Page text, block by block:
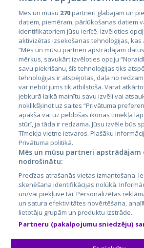
Valstis
Igaunija
Latvija
Lietuva
City24.lv
City24.ee
GetaPro.lv
GetaPro.ee
Skelbiu.lt
Autoplius.lt
Aruodas.lt
CVbankas.lt
Kainos.lt
auto24.ee
Osta.ee
Mēs un mūsu 270partneri glabājam un
datiem, piemēram, pārlūkošanas datiem
identifikatoriem jūsu ierīcē. Izvēloties
aktivizētas izsekošanas tehnoloģijas,
“Mēs un mūsu partneri apstrādājam
mērķus, savukārt izvēloties opciju
savu piekrišanu, šīs tehnoloģijas tiks
tehnoloģijas ir atspējotas, daļa no
var nebūt jums tik atbilstoša. Varat
jebkurā laikā mainītu savu izvēli vai
noklikšķinot uz saites “Privātuma
apakšā vai uz peldošās ikonas tīmekļa
stūrī, ja tāda ir redzama. Jūsu izvēle būs
Tīmekļa vietne ietvaros. Plašāku
Privātuma politikā.
Mēs un mūsu partneri apstrādājam
nodrošinātu:
Precīzas atrašanās vietas izmantošana.
skenēšana identifikācijas nolūkā.
un/vai piekļuve tai. Personalizētas
un satura efektivitātes novērtēšana,
lietotāju grupām un produktu izstrāde.
Partneru (pakalpojumu sniedzēju)